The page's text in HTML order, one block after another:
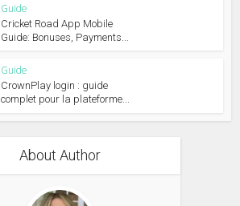
Guide
Cricket Road App Mobile
Guide: Bonuses, Payments...
Guide
CrownPlay login : guide
complet pour la plateforme...
About Author